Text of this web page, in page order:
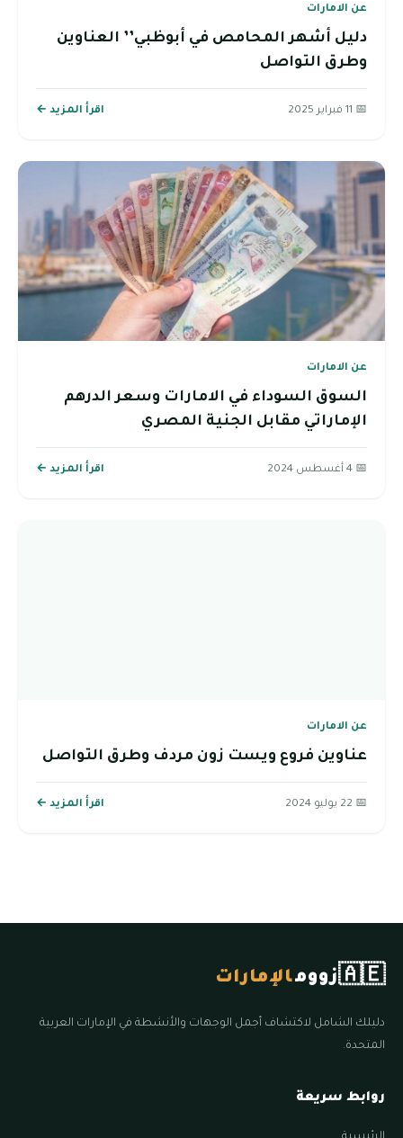
عن الامارات
دليل أشهر المحامص في أبوظبي’’ العناوين
وطرق التواصل
📅 11 فبراير 2025 اقرأ المزيد ←
عن الامارات
السوق السوداء في الامارات وسعر الدرهم
الإماراتي مقابل الجنية المصري
📅 4 أغسطس 2024 اقرأ المزيد ←
عن الامارات
عناوين فروع ويست زون مردف وطرق التواصل
📅 22 يوليو 2024 اقرأ المزيد ←
🇦🇪زوومالإمارات
دليلك الشامل لاكتشاف أجمل الوجهات والأنشطة في الإمارات العربية
المتحدة.
روابط سريعة